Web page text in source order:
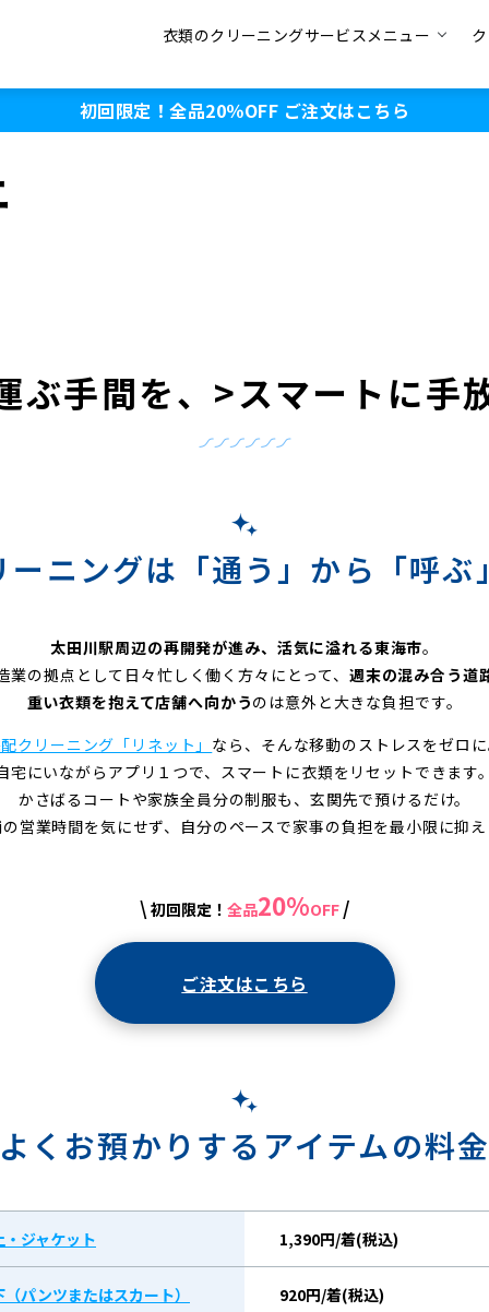
衣類のクリーニングサービスメニュー
初回限定！全品20％OFF ご注文はこちら
ぶ手間を、>スマートに手
ーニングは「通う」から「呼ぶ
太田川駅周辺の再開発が進み、活気に溢れる東海市。
業の拠点として日々忙しく働く方々にとって、 週末の混み合う道
重い衣類を抱えて店舗へ向かうのは意外と大きな負担です。
クリーニング「リネット」 なら、そんな移動のストレスをゼロ
宅にいながらアプリ１つで、スマートに衣類をリセットできます
かさばるコートや家族全員分の制服も、玄関先で預けるだけ。
営業時間を気にせず、自分のペースで家事の負担を最小限に抑
\ 初回限定！ 全品20%OFF /
ご注文はこちら
よくお預かりするアイテムの料
・ジャケット 1,390円/着(税込)
パンツまたはスカート） 920円/着(税込)